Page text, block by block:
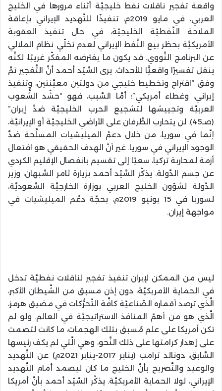
واقعة تفجير ناقلات نفط خليجيَّة أثناء مرورها في الخليج
العربي، في مايو 2019م، تنفيذًا للتَّهديد الإيراني بإعاقة
الملاحة النَّفطيَّة الخليجيَّة، في حال تنفيذ العقوبة
الأمريكيَّة بحظر بيع النَّفط الإيراني لعدم تخلّي نظام الملالي
عن البرنامج النَّووي. قد يكون ما يفترضه المفكّر غريبًا، لكنَّه
ينقل تفسيرًا واقعيًّا للأحداث. يرى السَّيّد أحمد أنَّ التَّفجير تمَّ
وفق “اقتراح وتخطيط خليجي من دولتين معيَّنتين، وتنفيذ
إيراني، وغطاء أمريكي”؛ أمَّا السَّبب، فهو “حشْد الشُّعوب
العربيَّة وتجييشها لتشجيع الحرب الخليجيَّة ضدَّ إيران”
(صـ45). لن يتحارب الطَّرفان على الأراضي الخليجيَّة أو الإيرانيَّة،
إنَّما في سوريا، من خلال دعمْ الميليشيات المسلَّحة ضدَّ
الوجود الإيراني في سوريا. غير أنَّ الهدف الحقيقي هو افتعال
أزمة لمحاربة تركيا، سعيًا إلى تقسيم بانفصال الإقليم الكردي
عن جسم الدَّولة. يذكّر السَّيّد أحمد بزيارة ثامر السَّبهان، وزير
الدَّولة لشؤون الخليج العربي بوزارة الخارجيَّة السَّعوديَّة،
لسوريا في 15 يونيو 2019م، بحجَّة دعْم الميليشيات في
مواجهة إيران.
ليس من الممكن لإيران تنفيذ تفجير لناقلات نفطيَّة تدخل
في الحماية الأمريكيَّة، دون إذن مسبق من الشَّيطان الأكبر،
الَّذي ترصد أقماره الصّناعيَّة كافَّة التَّحرُّكات في مضيق هرمز،
الَّذي هو من أهمّ المنافذ الاستراتيجيَّة في العالم. ولو لم
تكن أمريكا على علم مُسبق بتلك الهجمات، ما كانت لتصمت
على إهدار كرامتها على ذلك النَّحو، وهي الَّتي لم يكف رئيسها
السَّابق، دونالد ترامب (يناير 2017-يناير 2021م) عن التَّهديد
والوعيد والتَّصريح بأنَّ الخليج ما كان ليصمد أمام التَّهديد
الإيراني، لولا الحماية الأمريكيَّة. يذكّر السَّيّد أحمد بأنَّ أمريكا